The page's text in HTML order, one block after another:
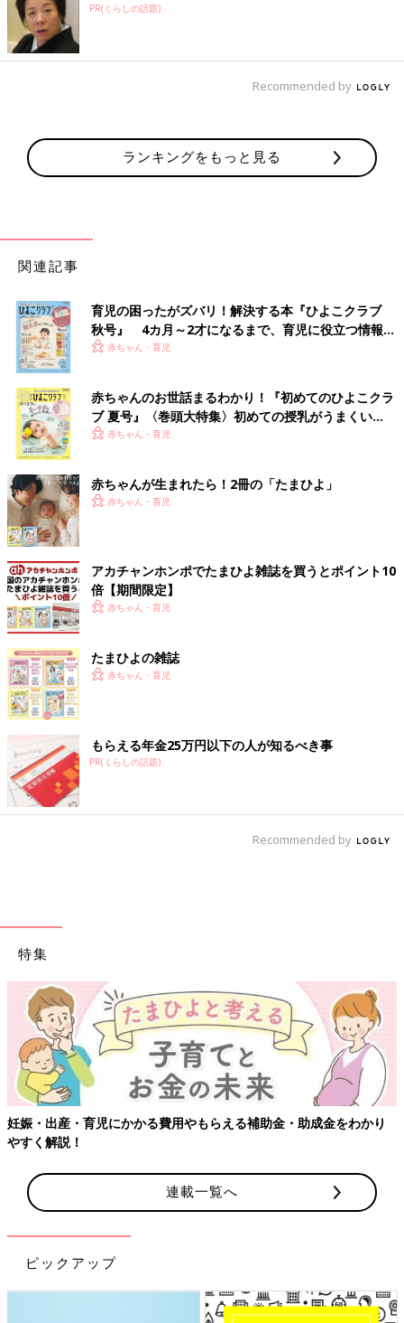
PR(くらしの話題)
Recommended by
ランキングをもっと見る
関連記事
育児の困ったがズバリ！解決する本『ひよこクラブ
秋号』 4カ月～2才になるまで、育児に役立つ情報が
いっぱい！
赤ちゃん・育児
赤ちゃんのお世話まるわかり！『初めてのひよこクラ
ブ 夏号』〈巻頭大特集〉初めての授乳がうまくい
く！ おっぱい・ミルクの基本と夏のトラブル 解決テ
赤ちゃん・育児
赤ちゃんが生まれたら！2冊の「たまひよ」
赤ちゃん・育児
アカチャンホンポでたまひよ雑誌を買うとポイント10
倍【期間限定】
赤ちゃん・育児
たまひよの雑誌
赤ちゃん・育児
もらえる年金25万円以下の人が知るべき事
PR(くらしの話題)
Recommended by
特集
もらえる補助金・助成金をわかり 【ワクチン接種できるものも
連載一覧へ
ピックアップ